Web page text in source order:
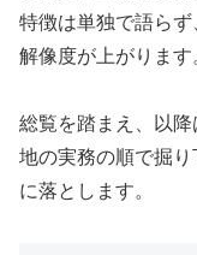
特徴は単独で語ら
解像度が上がります
総覧を踏まえ、以
地の実務の順で掘
に落とします。